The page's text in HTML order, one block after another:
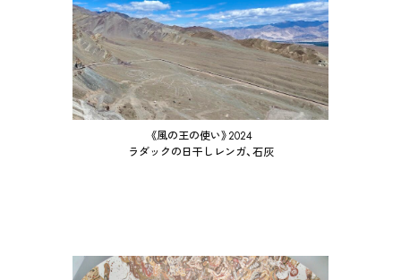
《風の王の使い》2024
ラダックの日干しレンガ、石灰